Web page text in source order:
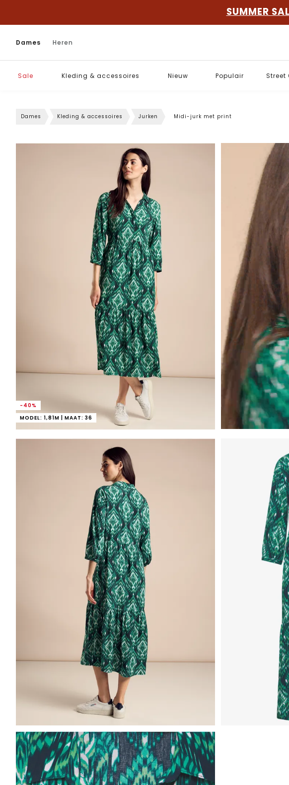
SUMMER
Dames Heren
Sale Kleding & accessoires Nieuw Populair Street
Dames Kleding & accessoires Jurken Midi-jurk met print
-40%
MODEL: 1,81M | MAAT: 36